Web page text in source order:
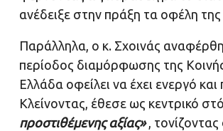
ανέδειξε στην πράξη τα οφέλη
Παράλληλα, ο κ. Σχοινάς
περίοδος διαμόρφωσης της
Ελλάδα οφείλει να έχει ενεργό
Κλείνοντας, έθεσε ως κεντρικό
προστιθέμενης αξίας», τονίζοντας